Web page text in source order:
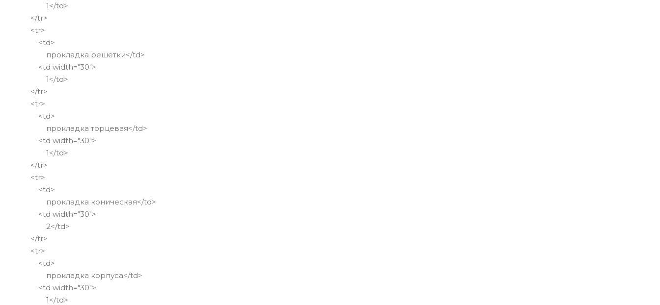
1</td>
</tr>
<tr>
<td>
прокладка решетки</td>
<td width="30">
1</td>
</tr>
<tr>
<td>
прокладка торцевая</td>
<td width="30">
1</td>
</tr>
<tr>
<td>
прокладка коническая</td>
<td width="30">
2</td>
</tr>
<tr>
<td>
прокладка корпуса</td>
<td width="30">
1</td>